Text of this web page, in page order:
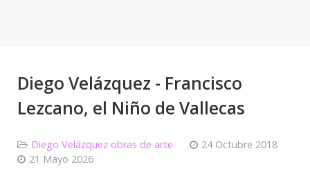
Diego Velázquez - Francisco
Lezcano, el Niño de Vallecas
Diego Velázquez obras de arte
24 Octubre 2018
21 Mayo 2026